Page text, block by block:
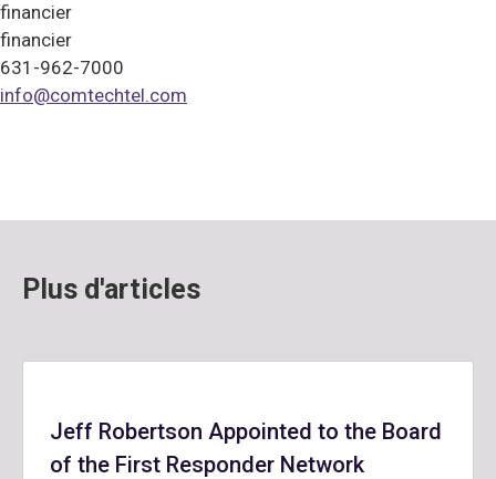
financier
financier
631-962-7000
info@comtechtel.com
Plus d'articles
Jeff Robertson Appointed to the Board
of the First Responder Network